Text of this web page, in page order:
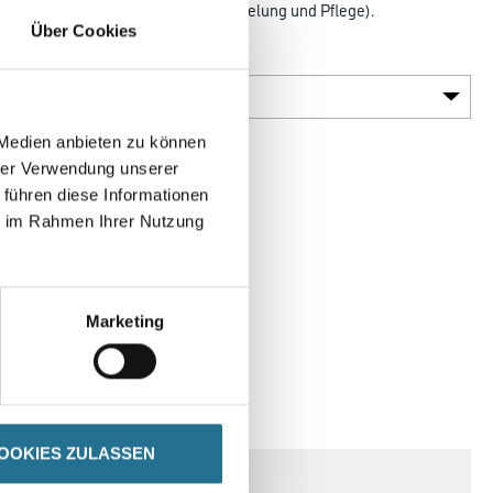
Über Cookies
anbieten zu können
Verwendung unserer
diese Informationen
Rahmen Ihrer Nutzung
Marketing
ZULASSEN
Mitteln und Ölen zur Versiegelung und Pflege).